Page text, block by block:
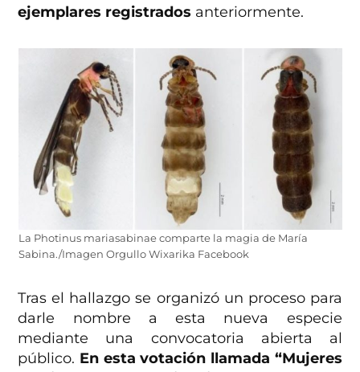
ejemplares registrados anteriormente.
La Photinus mariasabinae comparte la magia de María
Sabina./Imagen Orgullo Wixarika Facebook
Tras el hallazgo se organizó un proceso para
darle nombre a esta nueva especie
mediante una convocatoria abierta al
público. En esta votación llamada “Mujeres